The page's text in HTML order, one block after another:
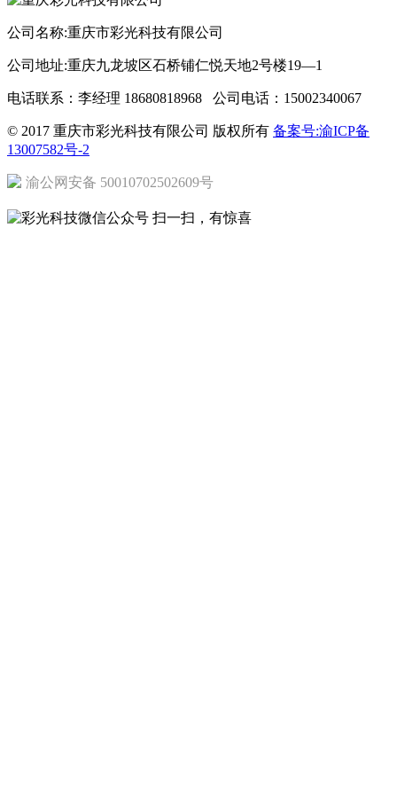
公司名称:重庆市彩光科技有限公司
公司地址:重庆九龙坡区石桥铺仁悦天地2号楼19—1
电话联系：李经理 18680818968 公司电话：15002340067
© 2017 重庆市彩光科技有限公司 版权所有 备案号:渝ICP备
13007582号-2
渝公网安备 50010702502609号
扫一扫，有惊喜